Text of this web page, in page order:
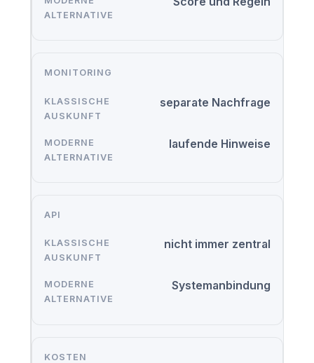
MONITORING
separate Nachfrage
laufende Hinweise
API
nicht immer zentral
Systemanbindung
KOSTEN